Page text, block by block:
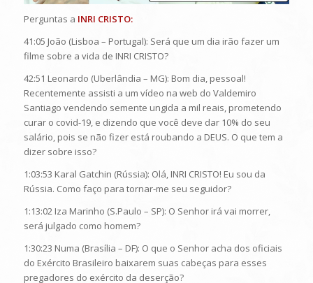
Perguntas a INRI CRISTO:
41:05 João (Lisboa – Portugal): Será que um dia irão fazer um
filme sobre a vida de INRI CRISTO?
42:51 Leonardo (Uberlândia – MG): Bom dia, pessoal!
Recentemente assisti a um vídeo na web do Valdemiro
Santiago vendendo semente ungida a mil reais, prometendo
curar o covid-19, e dizendo que você deve dar 10% do seu
salário, pois se não fizer está roubando a DEUS. O que tem a
dizer sobre isso?
1:03:53 Karal Gatchin (Rússia): Olá, INRI CRISTO! Eu sou da
Rússia. Como faço para tornar-me seu seguidor?
1:13:02 Iza Marinho (S.Paulo – SP): O Senhor irá vai morrer,
será julgado como homem?
1:30:23 Numa (Brasília – DF): O que o Senhor acha dos oficiais
do Exército Brasileiro baixarem suas cabeças para esses
pregadores do exército da deserção?